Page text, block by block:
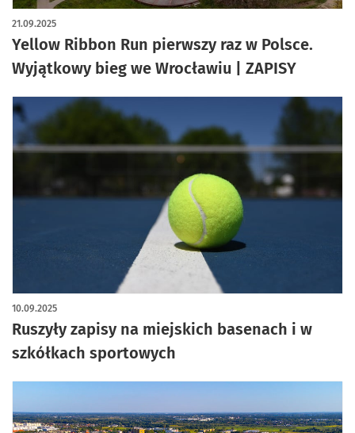
Yellow Ribbon Run pierwszy raz w Polsce.
Wyjątkowy bieg we Wrocławiu | ZAPISY
21.09.2025
Ruszyły zapisy na miejskich basenach i w
szkółkach sportowych
10.09.2025